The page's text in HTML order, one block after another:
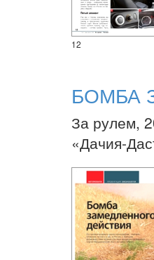
12
БОМБА
За рулем,
«Дачия-